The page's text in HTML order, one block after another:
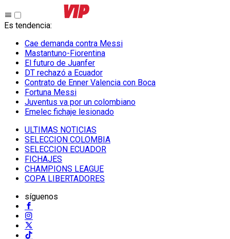
Es tendencia:
Cae demanda contra Messi
Mastantuno-Fiorentina
El futuro de Juanfer
DT rechazó a Ecuador
Contrato de Enner Valencia con Boca
Fortuna Messi
Juventus va por un colombiano
Emelec fichaje lesionado
ULTIMAS NOTICIAS
SELECCION COLOMBIA
SELECCION ECUADOR
FICHAJES
CHAMPIONS LEAGUE
COPA LIBERTADORES
síguenos